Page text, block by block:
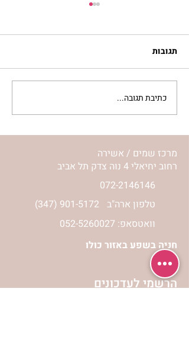
מתגעגעות לבית המפגש,
השיעור לתשעה באב | הר'
ימימה מזרחי
תגובות
כתיבת תגובה...
מרכז שמים / אשירה
רחוב יחיאלי 4 נוה צדק תל אביב
072-2146146
(347) 901-5172 טלפון ארה"ב
וואטסאפ: 052-5260027
חניה בשפע באזור כולו
הרשמי לעדכונים